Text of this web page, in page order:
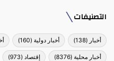
التصنيفات
أخبار (138) أخبار دولية (160)
أخبار محلية (8376) إقتصاد (973)